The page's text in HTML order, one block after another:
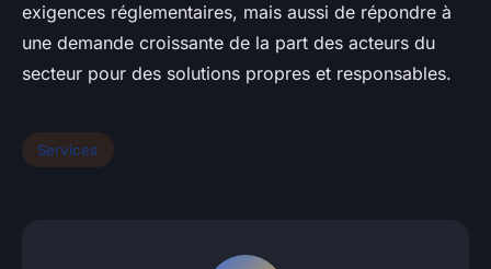
exigences réglementaires, mais aussi de répondre à
une demande croissante de la part des acteurs du
secteur pour des solutions propres et responsables.
Services